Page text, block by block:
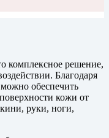
комплексное решение,
Благодаря
обеспечить
кожи от
руки, ноги,